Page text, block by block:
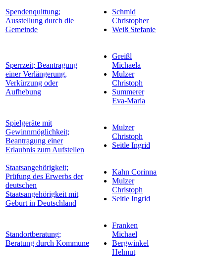
Spendenquittung;
Ausstellung durch die
Gemeinde
Schmid
Christopher
Weiß Stefanie
Sperrzeit; Beantragung
einer Verlängerung,
Verkürzung oder
Aufhebung
Greißl
Michaela
Mulzer
Christoph
Summerer
Eva-Maria
Spielgeräte mit
Gewinnmöglichkeit;
Beantragung einer
Erlaubnis zum Aufstellen
Mulzer
Christoph
Seitle Ingrid
Staatsangehörigkeit;
Prüfung des Erwerbs der
deutschen
Staatsangehörigkeit mit
Geburt in Deutschland
Kahn Corinna
Mulzer
Christoph
Seitle Ingrid
Standortberatung;
Beratung durch Kommune
Franken
Michael
Bergwinkel
Helmut